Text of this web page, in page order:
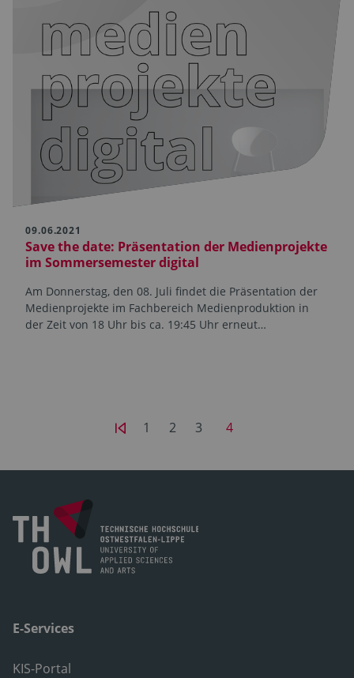
09.06.2021
Save the date: Präsentation der Medienprojekte
im Sommersemester digital
Am Donnerstag, den 08. Juli findet die Präsentation der
Medienprojekte im Fachbereich Medienproduktion in
der Zeit von 18 Uhr bis ca. 19:45 Uhr erneut…
1 2 3 4
E-Services
KIS-Portal